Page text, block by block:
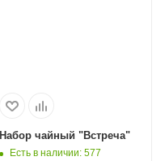
Набор чайный "Встреча"
Есть в наличии: 577